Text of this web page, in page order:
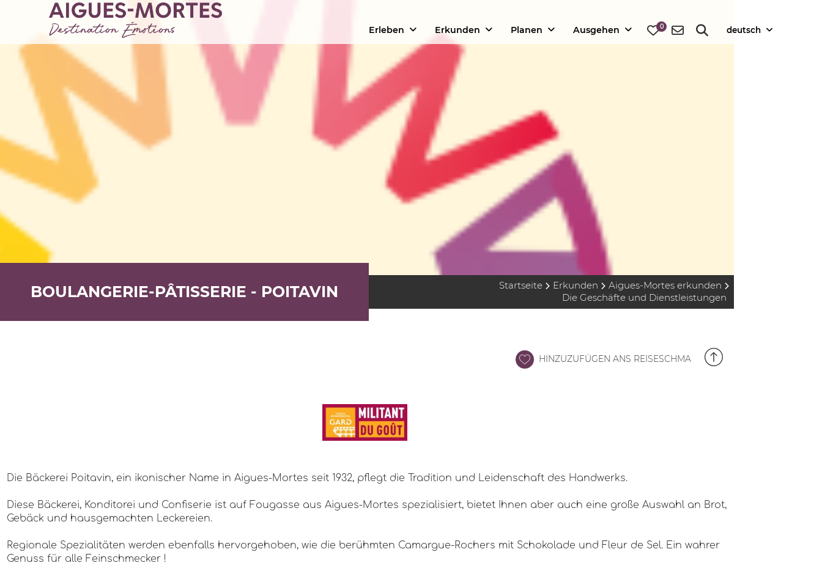
BOULANGERIE-PÂTISSERIE - POITAVIN Startseite Erkunden
Aigues-Mortes erkunden
Die Geschäfte und Dienstleistungen
HINZUZUFÜGEN ANS REISESCHMA
Die Bäckerei Poitavin, ein ikonischer Name in Aigues-Mortes seit 1932, pflegt die Tradition und Leidenschaft des Handwerks.
Diese Bäckerei, Konditorei und Confiserie ist auf Fougasse aus Aigues-Mortes spezialisiert, bietet Ihnen aber auch eine große Auswahl an Brot,
Gebäck und hausgemachten Leckereien.
Regionale Spezialitäten werden ebenfalls hervorgehoben, wie die berühmten Camargue-Rochers mit Schokolade und Fleur de Sel. Ein wahrer
Genuss für alle Feinschmecker !
Erleben Erkunden Planen Ausgehen 0 deutsch